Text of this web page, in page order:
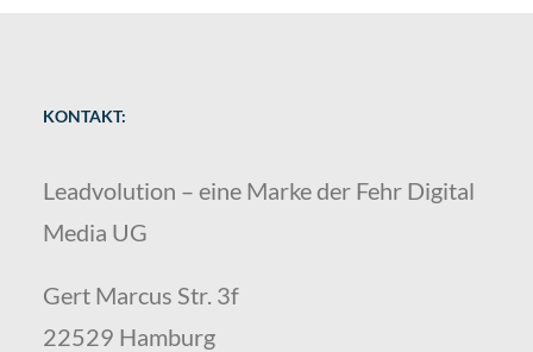
KONTAKT:
Leadvolution – eine Marke der Fehr Digital
Media UG
Gert Marcus Str. 3f
22529 Hamburg